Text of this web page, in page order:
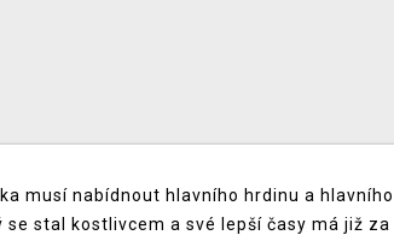
musí nabídnout hlavního hrdinu a
stal kostlivcem a své lepší časy má již za